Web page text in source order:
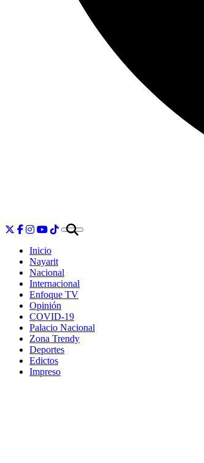
Inicio
Nayarit
Nacional
Internacional
Enfoque TV
Opinión
COVID-19
Palacio Nacional
Zona Trendy
Deportes
Edictos
Impreso